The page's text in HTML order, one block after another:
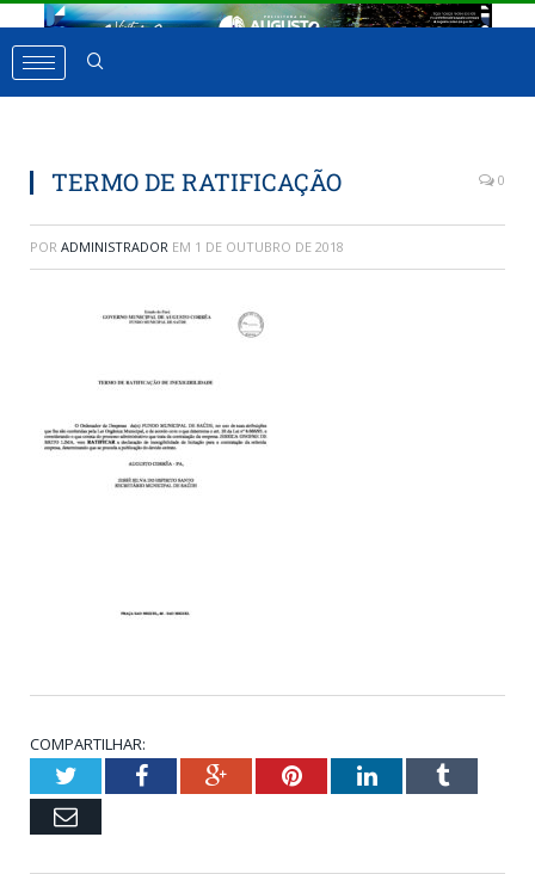
TERMO DE RATIFICAÇÃO 0
POR ADMINISTRADOR EM 1 DE OUTUBRO DE 2018
COMPARTILHAR:
TwitterFacebookGoogle+Pinterest
LinkedIn
Email